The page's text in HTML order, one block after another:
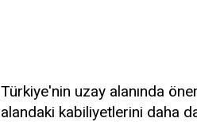
Türkiye'nin uzay alanında
alandaki kabiliyetlerini daha